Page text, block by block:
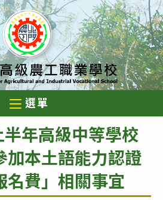
選單
年高級中等學校
加本土語能力認證
名費」相關事宜